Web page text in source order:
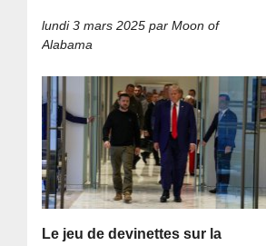
lundi 3 mars 2025 par Moon of
Alabama
Le jeu de devinettes sur la